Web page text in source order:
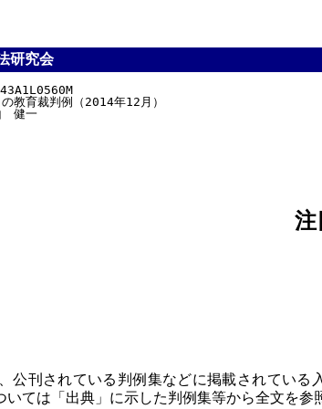
研究会
育裁判例（2014年12月）
健一
注
刊されている判例集などに掲載されている
いては「出典」に示した判例集等から全文を参